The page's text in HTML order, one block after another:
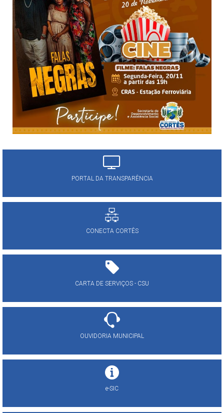
PORTAL DA TRANSPARÊNCIA
CONECTA CORTÊS
CARTA DE SERVIÇOS - CSU
OUVIDORIA MUNICIPAL
e-SIC